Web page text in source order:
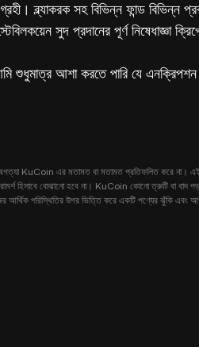
ব্ল্যাকরক সহ বিভিন্ন ফান্ড বিভিন্ন
সুদ প্রদানের পূর্ণ নিষেধাজ্ঞা
শুধুমাত্র আশা করতে পারি যে এনক্রিপশন
KuCoin এর মতামত বা মতামত প্রতিফলিত করে না।
পরামর্শ হিসাবে বোঝানো হবে না। KuCoin কোনো ত্রুটি বা
আর্থিক পরিস্থিতির উপর ভিত্তি করে একটি পণ্যের ঝুঁকি